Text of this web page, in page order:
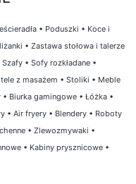
• Poduszki • Koce i
• Zastawa stołowa i talerze
Szafy • Sofy rozkładane •
z masażem • Stoliki • Meble
• Biurka gamingowe • Łóżka •
• Air fryery • Blendery • Roboty
• Zlewozmywaki •
• Kabiny prysznicowe •